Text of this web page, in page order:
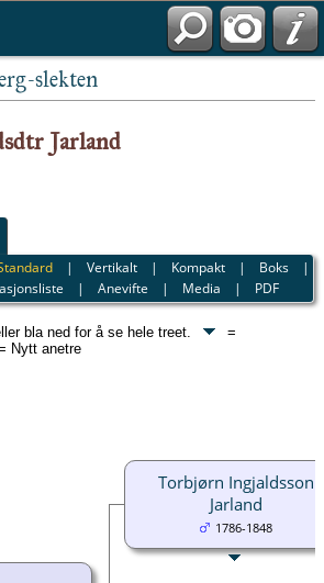
slekten
Jarland
|Vertikalt | Kompakt | Boks |
|Anevifte | Media | PDF
bla ned for å se hele treet.
=
Nytt anetre
Torbjørn Ingjaldsson
Jarland
1786-1848